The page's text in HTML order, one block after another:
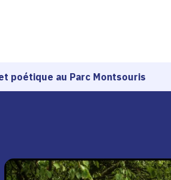
poétique au Parc Montsouris